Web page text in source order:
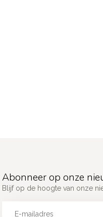
Abonneer op onze
Blijf op de hoogte van onze